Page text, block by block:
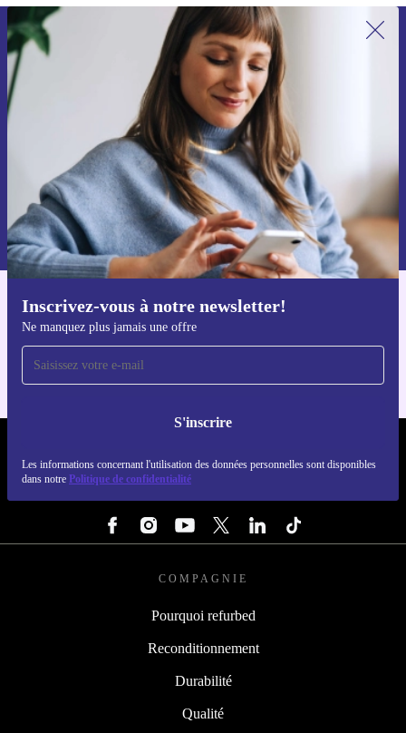
Inscrivez-vous à notre newsletter!
Ne manquez plus jamais une offre
S'inscrire
Les informations concernant l'utilisation des données personnelles sont disponibles
dans notre Politique de confidentialité
Recevoir offres et infos de refurbed
par mail
Ne manquez plus aucune offre.
S'inscrire
Retrouvez les informations sur l'utilisation des données personnelles
dans notre
politique de confidentialité.
Téléchargez l'application refurbed
Pour iOS et Android
COMPAGNIE
Pourquoi refurbed
Reconditionnement
Durabilité
Qualité